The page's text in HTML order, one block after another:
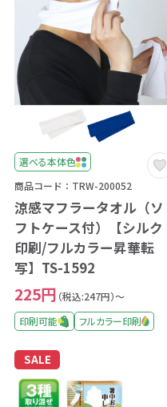
選べる本体色
商品コード：TRW-200052
涼感マフラータオル（ソ
フトケース付）【シルク
印刷/フルカラー昇華転
写】TS-1592
225円 （税込:247円）～
印刷可能
フルカラー印刷
SALE